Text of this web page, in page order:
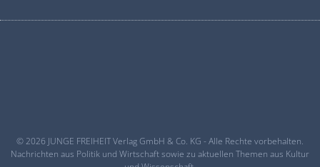
© 2026 JUNGE FREIHEIT Verlag GmbH & Co. KG - Alle Rechte vorbehalten.
Nachrichten aus Politik und Wirtschaft sowie zu aktuellen Themen aus Kultur